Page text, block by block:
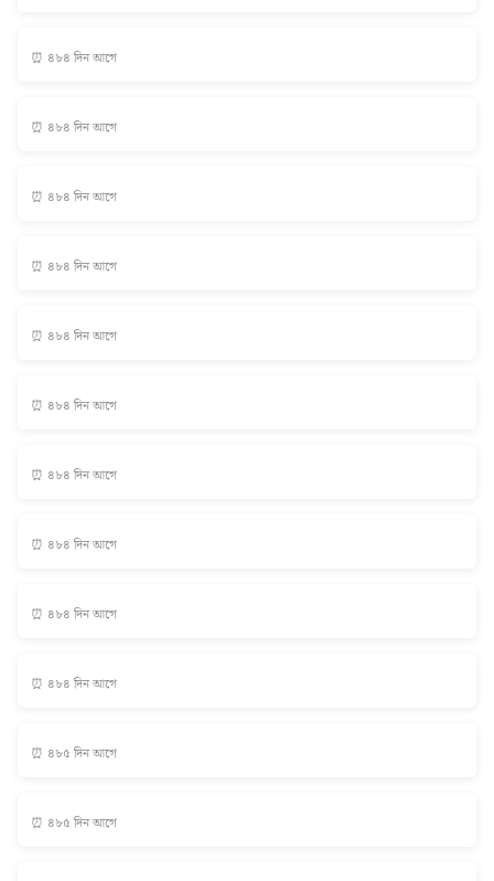
⏰ ৪৮৪ দিন আগে
⏰ ৪৮৪ দিন আগে
⏰ ৪৮৪ দিন আগে
⏰ ৪৮৪ দিন আগে
⏰ ৪৮৪ দিন আগে
⏰ ৪৮৪ দিন আগে
⏰ ৪৮৪ দিন আগে
⏰ ৪৮৪ দিন আগে
⏰ ৪৮৪ দিন আগে
⏰ ৪৮৪ দিন আগে
⏰ ৪৮৫ দিন আগে
⏰ ৪৮৫ দিন আগে